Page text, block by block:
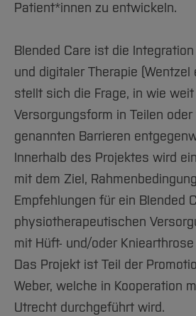
Forschung und Projekte
Team
Service
Studiengänge
Aktuelles
Fachgruppen
Forschung und Entwicklung
International
Team
Service
Amtliche
BO Shop
Familiengerechte
Diskriminierungsfreie
Vertretungen
Hochschulbibliothek
Medienzentrum
qed-Stiftung
Zentrale Studienberatung
Patient*innen zu entwickeln.
Blended Care ist die
und digitaler Therapie (Wentzel
stellt sich die Frage, in wie
Versorgungsform in Teilen
genannten Barrieren
Innerhalb des Projektes wird
mit dem Ziel,
Empfehlungen für ein Blended
physiotherapeutischen
mit Hüft- und/oder
Das Projekt ist Teil der
Weber, welche in Kooperation
Utrecht durchgeführt wird.